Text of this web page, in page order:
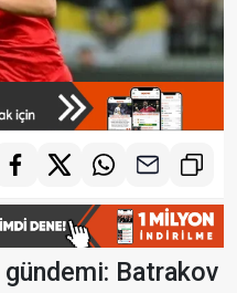
Batrakov